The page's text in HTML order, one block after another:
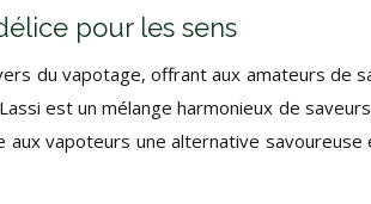
pour les sens
du vapotage, offrant aux amateurs de
est un mélange harmonieux de
vapoteurs une alternative savoureuse